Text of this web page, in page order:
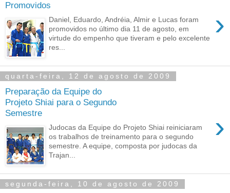
Promovidos
›
Daniel, Eduardo, Andréia, Almir e Lucas foram
promovidos no último dia 11 de agosto, em
virtude do empenho que tiveram e pelo excelente
res...
quarta-feira, 12 de agosto de 2009
Preparação da Equipe do
Projeto Shiai para o Segundo
Semestre
›
Judocas da Equipe do Projeto Shiai reiniciaram
os trabalhos de treinamento para o segundo
semestre. A equipe, composta por judocas da
Trajan...
segunda-feira, 10 de agosto de 2009